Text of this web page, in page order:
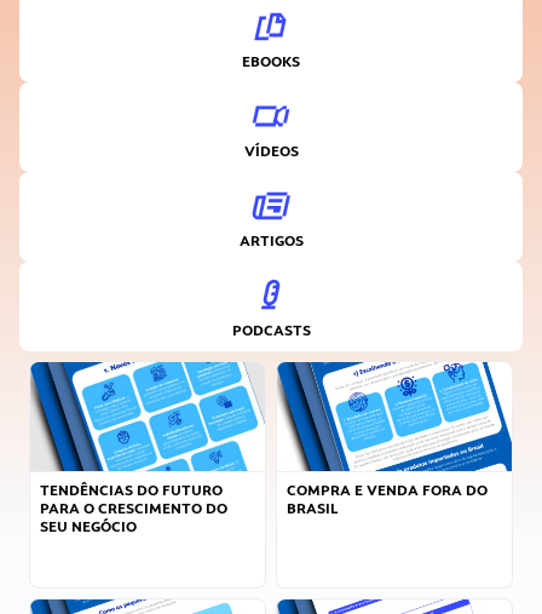
EBOOKS
VÍDEOS
ARTIGOS
PODCASTS
TENDÊNCIAS DO FUTURO
PARA O CRESCIMENTO DO
SEU NEGÓCIO
COMPRA E VENDA FORA DO
BRASIL